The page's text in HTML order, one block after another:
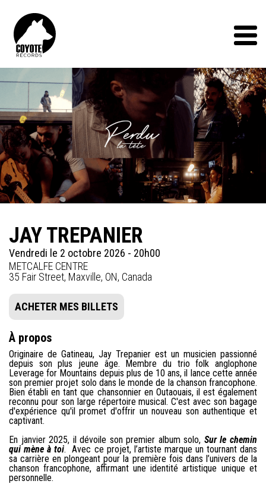
Records
Menu
JAY TREPANIER
Vendredi le 2 octobre 2026 - 20h00
METCALFE CENTRE
35 Fair Street, Maxville, ON, Canada
ACHETER MES BILLETS
À propos
Originaire de Gatineau, Jay Trepanier est un musicien passionné
depuis son plus jeune âge. Membre du trio folk anglophone
Leverage for Mountains depuis plus de 10 ans, il lance cette année
son premier projet solo dans le monde de la chanson francophone.
Bien établi en tant que chansonnier en Outaouais, il est également
reconnu pour son large répertoire musical. C'est avec son bagage
d'expérience qu'il promet d'offrir un nouveau son authentique et
captivant.
En janvier 2025, il dévoile son premier album solo, Sur le chemin
qui mène à toi. Avec ce projet, l’artiste marque un tournant dans
sa carrière en plongeant pour la première fois dans l’univers de la
chanson francophone, affirmant une identité artistique unique et
personnelle.